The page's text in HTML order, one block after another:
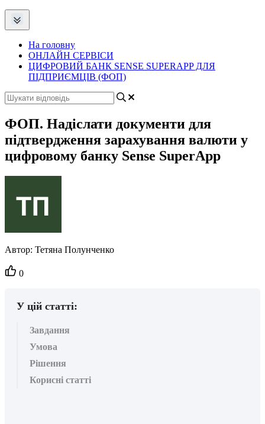
На головну
ОНЛАЙН СЕРВІСИ
ЦИФРОВИЙ БАНК SENSE SUPERAPP ДЛЯ
ПІДПРИЄМЦІВ (ФОП)
ФОП. Надіслати документи для
підтвердження зарахування валюти у
цифровому банку Sense SuperApp
Автор: Тетяна Полунченко
Кількість
вподобайок:
0
У цій статті:
Завдання
Умова
Рішення
Корисні статті